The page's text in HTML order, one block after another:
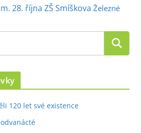
28. října ZŠ Smíškova Železné
120 let své existence